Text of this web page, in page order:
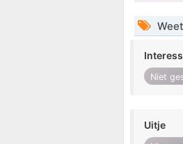
Niet
Uitje